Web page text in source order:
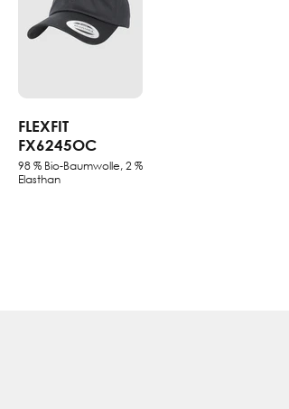
FLEXFIT
FX6245OC
98 % Bio-Baumwolle, 2 %
Elasthan